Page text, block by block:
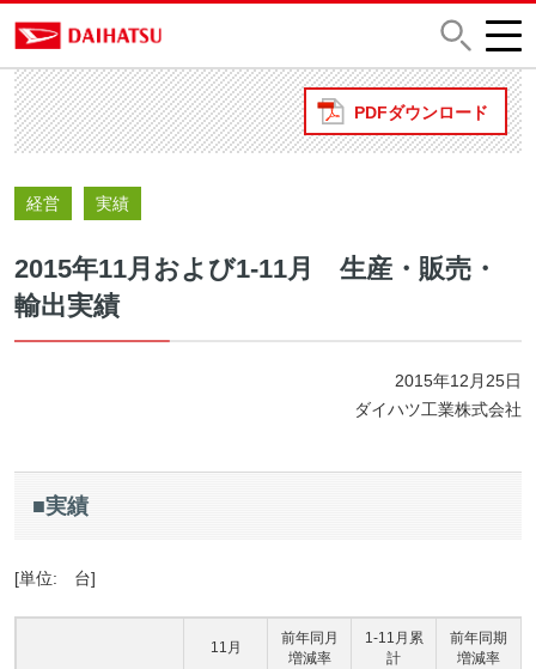
PDFダウンロード
経営 実績
2015年11月および1-11月 生産・販売・
輸出実績
2015年12月25日
ダイハツ工業株式会社
■実績
[単位: 台]
11月
前年同月
増減率
1-11月累
計
前年同期
増減率